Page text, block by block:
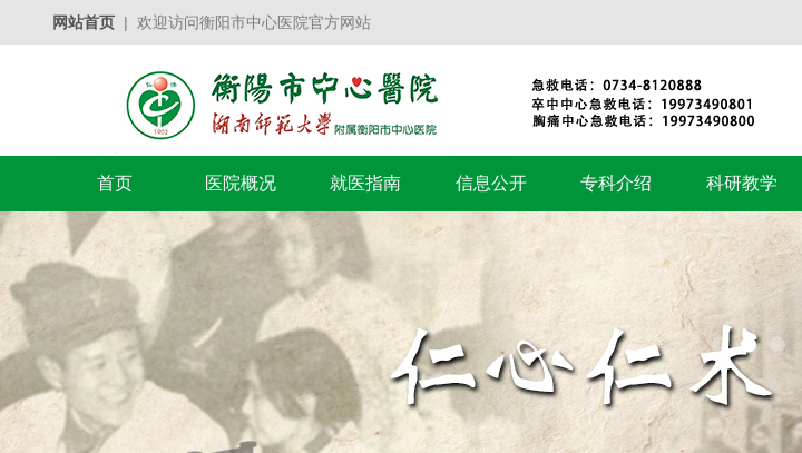
网站首页 | 欢迎访问衡阳市中心医院官方网站
首页 医院概况 就医指南 信息公开 专科介绍 科研教学